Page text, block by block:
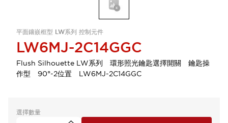
平面鑲嵌框型 LW系列 控制元件
LW6MJ-2C14GGC
Flush Silhouette LW系列 環形照光鑰匙選擇開關 鑰匙操
作型 90°-2位置 LW6MJ-2C14GGC
選擇數量